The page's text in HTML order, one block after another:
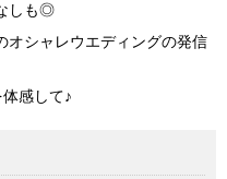
しも◎
オシャレウエディングの発信
感して♪